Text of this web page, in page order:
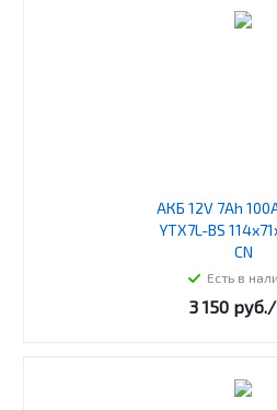
АКБ 12V 7Ah 100А YUASA
YTX7L-BS
CN
Есть в
3 150руб./